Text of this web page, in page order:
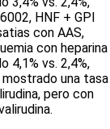
HNF + GPI
con AAS,
con heparina
4,1% vs. 2,4%,
una tasa
pero con